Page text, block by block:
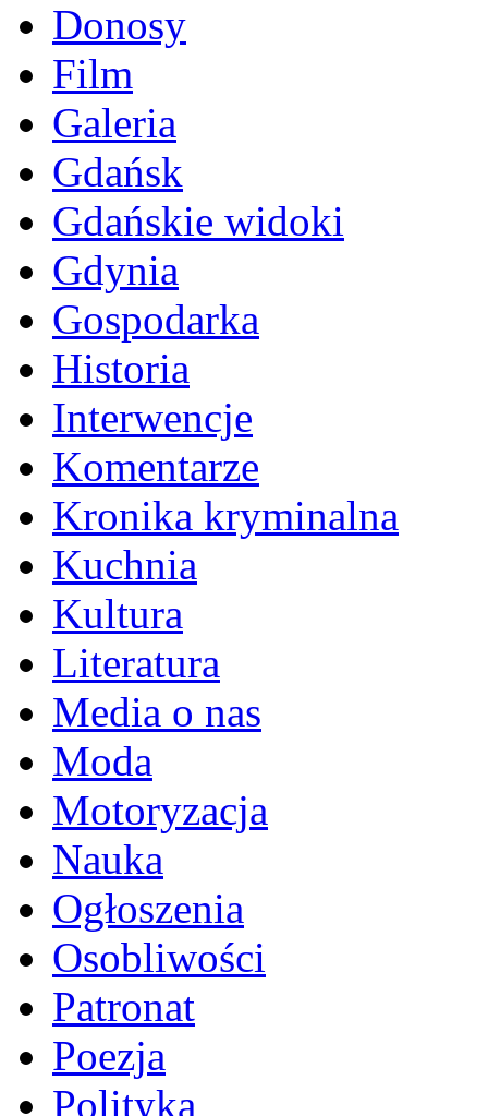
Donosy
Film
Galeria
Gdańsk
Gdańskie widoki
Gdynia
Gospodarka
Historia
Interwencje
Komentarze
Kronika kryminalna
Kuchnia
Kultura
Literatura
Media o nas
Moda
Motoryzacja
Nauka
Ogłoszenia
Osobliwości
Patronat
Poezja
Polityka